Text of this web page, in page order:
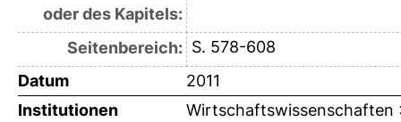
oder des Kapitels:
Seitenbereich: S. 578-608
Datum
2011
Institutionen